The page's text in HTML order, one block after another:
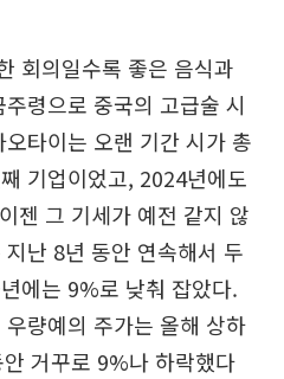
회의일수록 좋은 음식과
령으로 중국의 고급술 시
타이는 오랜 기간 시가 총
기업이었고, 2024년에도
젠 그 기세가 예전 같지 않
난 8년 동안 연속해서 두
에는 9%로 낮춰 잡았다.
량예의 주가는 올해 상하
거꾸로 9%나 하락했다